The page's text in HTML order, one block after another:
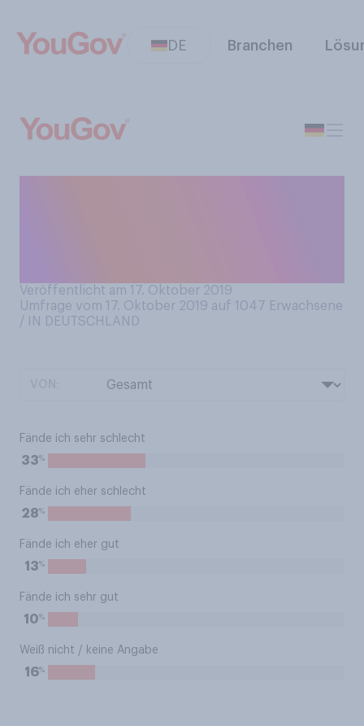
DE Branchen
Veröffentlicht am 17. Oktober 2019
Umfrage vom 17. Oktober 2019 auf 1047 Erwachsene
/ IN DEUTSCHLAND
Fände ich sehr schlecht
33%
Fände ich eher schlecht
28%
Fände ich eher gut
13%
Fände ich sehr gut
10%
Weiß nicht / keine Angabe
16%